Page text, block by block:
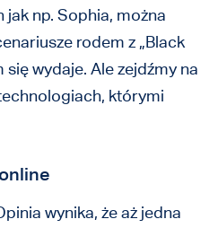
np. Sophia, można
rodem z „Black
się wydaje. Ale zejdźmy na
którymi
wynika, że aż jedna